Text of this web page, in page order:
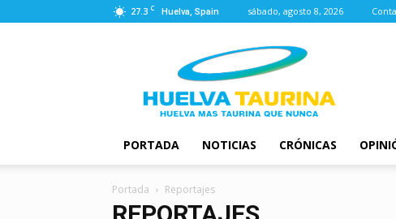
27.3 C Huelva, Spain sábado, agosto 8, 2026
Taurina
PORTADA NOTICIAS CRÓNICAS
Portada Reportajes